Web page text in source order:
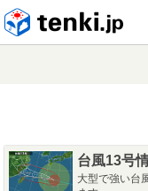
台風13号
大型で強い台